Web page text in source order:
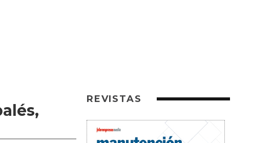
REVISTAS